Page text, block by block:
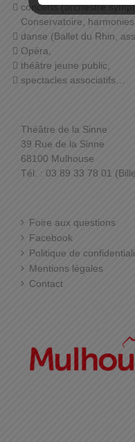
concerts (orchestre
Conservatoire,
danse (Ballet du Rhin,
Opéra,
théâtre jeune public,
spectacles associatifs…
Théâtre de la Sinne
39 Rue de la Sinne
68100 Mulhouse
Tél. : 03 89 33 78 01
Foire aux questions
Facebook
Politique de
Mentions légales
Contact